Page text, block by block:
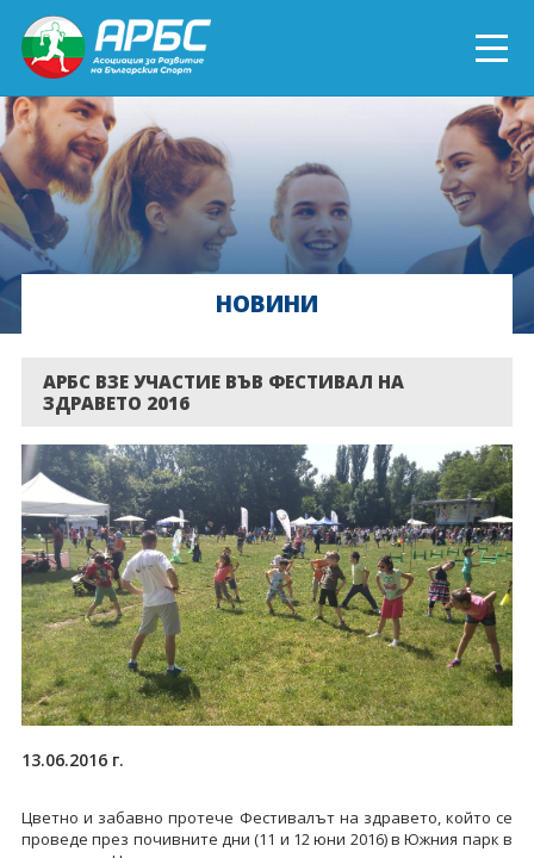
ENGLISH
СПОРТ БЛИЗО ДО ТЕБ
ТЕКУЩИ ПРОЕКТИ
НОВИНИ
АРБС ВЗЕ УЧАСТИЕ ВЪВ ФЕСТИВАЛ НА
ЗДРАВЕТО 2016
13.06.2016 г.
Цветно и забавно протече Фестивалът на здравето, който се
проведе през почивните дни (11 и 12 юни 2016) в Южния парк в